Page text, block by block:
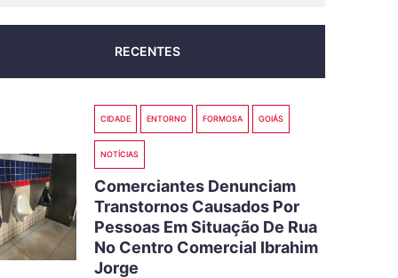
RECENTES
CIDADE ENTORNO FORMOSA GOIÁS
NOTÍCIAS
Comerciantes Denunciam
Transtornos Causados Por
Pessoas Em Situação De Rua
No Centro Comercial Ibrahim
Jorge